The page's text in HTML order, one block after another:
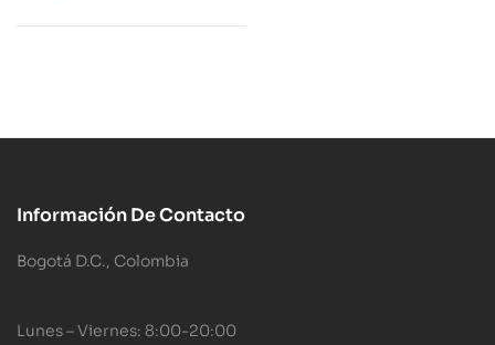
Información De Contacto
Bogotá D.C., Colombia
Lunes – Viernes: 8:00-20:00